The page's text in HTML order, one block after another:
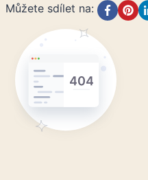
Můžete sdílet na: